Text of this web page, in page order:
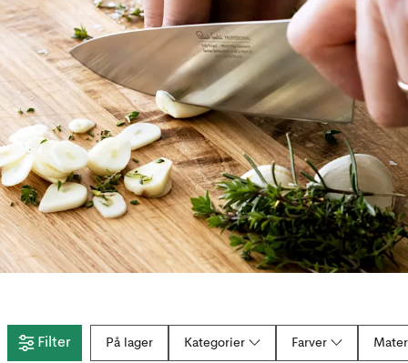
Filter På lager Kategorier Farver